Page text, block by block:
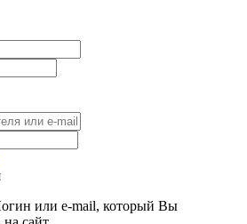
или e-mail, который Вы